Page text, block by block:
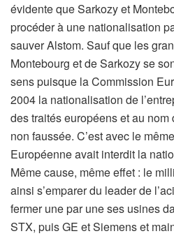
évidente que Sarkozy et
procéder à une nationalisation
sauver Alstom. Sauf que les
Montebourg et de Sarkozy se
sens puisque la Commission
2004 la nationalisation de
des traités européens et au
non faussée. C’est avec le
Européenne avait interdit la
Même cause, même effet : le
ainsi s’emparer du leader de
fermer une par une ses usines
STX, puis GE et Siemens et